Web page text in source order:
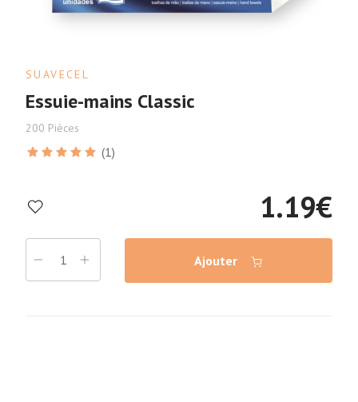
SUAVECEL
Essuie-mains Classic
200 Pièces
(1)
1.19€
Ajouter